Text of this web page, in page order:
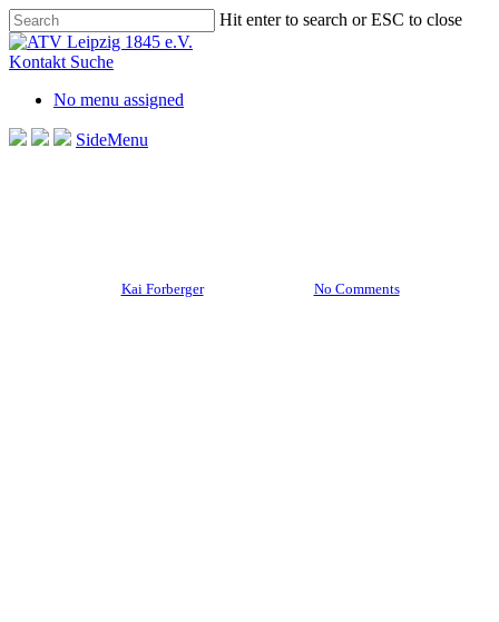
Skip
to
main
Hit enter to search or ESC to close
Close
Search
Kontakt Suche
No menu assigned
SideMenu
Kai Forberger No Comments